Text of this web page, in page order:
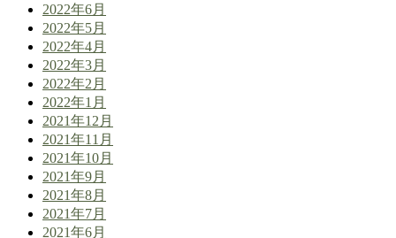
2022年6月
2022年5月
2022年4月
2022年3月
2022年2月
2022年1月
2021年12月
2021年11月
2021年10月
2021年9月
2021年8月
2021年7月
2021年6月